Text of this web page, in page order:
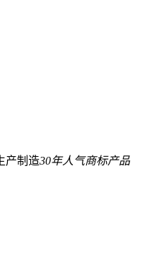
产制造30年人气商标产品